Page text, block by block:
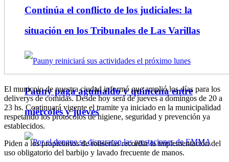
Continúa el conflicto de los judiciales: la
situación en los Tribunales de Las Varillas
Pauny paga aguinaldo y quincena entre
miércoles y jueves
El municpio de nuestra ciudad informó que amplió los días para los
deliverys de comidas. Desde hoy será de jueves a domingos de 20 a
23 hs. Continuará vigente el tramite ya iniciado en la municipalidad
respetando los protocolos de higiene, seguridad y prevención ya
establecidos.
Piden a los propietarios de rotiserías recordar la implementación del
uso obligatorio del barbijo y lavado frecuente de manos.